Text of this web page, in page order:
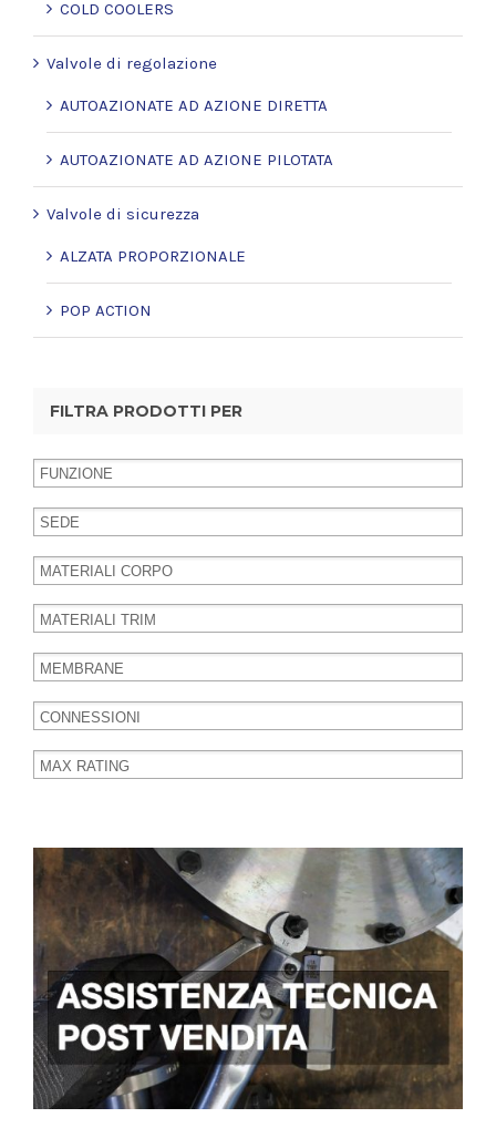
COLD COOLERS
Valvole di regolazione
AUTOAZIONATE AD AZIONE DIRETTA
AUTOAZIONATE AD AZIONE PILOTATA
Valvole di sicurezza
ALZATA PROPORZIONALE
POP ACTION
FILTRA PRODOTTI PER